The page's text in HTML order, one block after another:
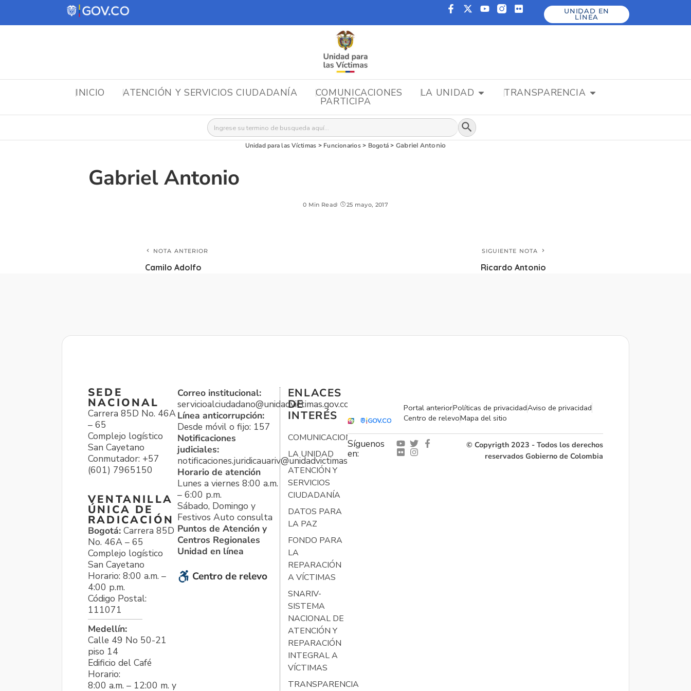
UNIDAD EN
LÍNEA
INICIO ATENCIÓN Y SERVICIOS CIUDADANÍA COMUNICACIONES LA UNIDAD TRANSPARENCIA
PARTICIPA
Buscar: Botón de búsqueda
Unidad para las Víctimas > Funcionarios> Bogotá > Gabriel Antonio
Gabriel Antonio
0 Min Read 25 mayo, 2017
NOTA ANTERIOR
Camilo Adolfo
SIGUIENTE NOTA
Ricardo Antonio
SEDE
NACIONAL
Carrera 85D No. 46A
– 65
Complejo logístico
San Cayetano
Conmutador: +57
(601) 7965150
VENTANILLA
ÚNICA DE
RADICACIÓN
Bogotá: Carrera 85D
No. 46A – 65
Complejo logístico
San Cayetano
Horario: 8:00 a.m. –
4:00 p.m.
Código Postal:
111071
Medellín:
Calle 49 No 50-21
piso 14
Edificio del Café
Horario:
8:00 a.m. – 12:00 m. y
Correo institucional:
servicioalciudadano@unidadvictimas.gov.co
Línea anticorrupción:
Desde móvil o fijo: 157
Notificaciones
judiciales:
notificaciones.juridicauariv@unidadvictimas.gov.co
Horario de atención
Lunes a viernes 8:00 a.m.
– 6:00 p.m.
Sábado, Domingo y
Festivos Auto consulta
Puntos de Atención y
Centros Regionales
Unidad en línea
Centro de relevo
ENLACES
DE
INTERÉS
COMUNICACIONES
LA UNIDAD
ATENCIÓN Y
SERVICIOS
CIUDADANÍA
DATOS PARA
LA PAZ
FONDO PARA
LA
REPARACIÓN
A VÍCTIMAS
SNARIV-
SISTEMA
NACIONAL DE
ATENCIÓN Y
REPARACIÓN
INTEGRAL A
VÍCTIMAS
TRANSPARENCIA
Portal anteriorPolíticas de privacidadAviso de privacidad
Centro de relevoMapa del sitio
Síguenos
en:
© Copyrigth 2023 - Todos los derechos
reservados Gobierno de Colombia